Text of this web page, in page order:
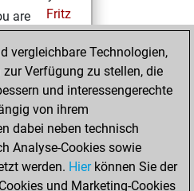
Fritz
are
März
won
Fritz
Fritz
vergleichbare Technologien,
Verfügung zu stellen, die
und interessengerechte
von ihrem
dabei neben technisch
Analyse-Cookies sowie
werden. Hierkönnen Sie der
und Marketing-Cookies